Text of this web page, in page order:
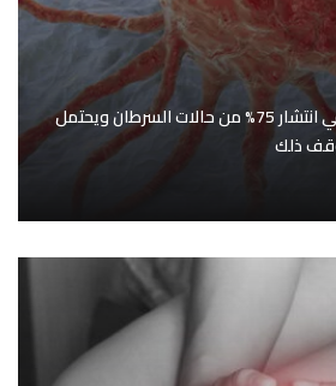
بروتين واحد يساهم في انتشار 75% من حالات السرطان ويحتمل
ذلك